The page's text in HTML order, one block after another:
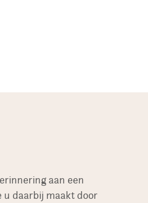
aan een
u daarbij maakt door